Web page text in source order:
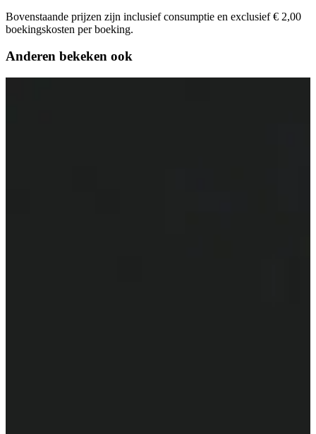
Bovenstaande prijzen zijn inclusief consumptie en exclusief € 2,00
boekingskosten per boeking.
Anderen bekeken ook